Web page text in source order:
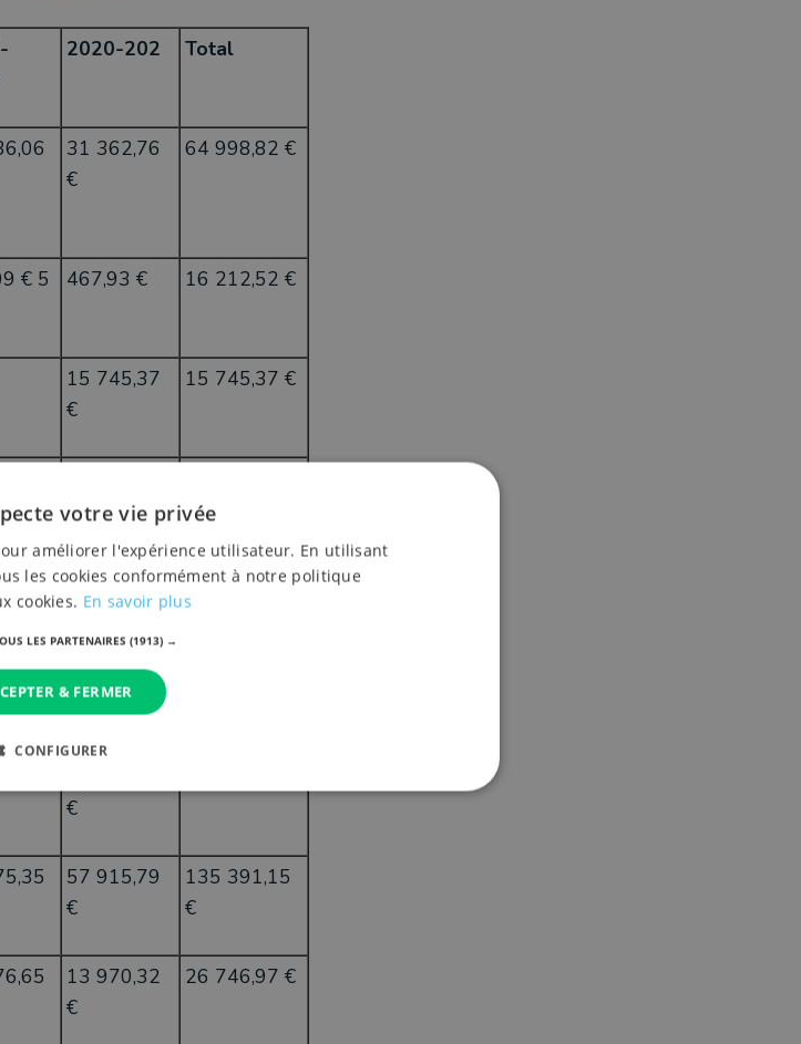
2020-202 Total
31 362,76
€
64 998,82 €
€ 5 467,93 € 16 212,52 €
15 745,37
€
15 745,37 €
€
5 284,40 € 30 149,84 €
26 906,25
€
€
57 915,79
€
135 391,15
€
13 970,32
€
26 746,97 €
votre vie privée
améliorer l'expérience utilisateur. En utilisant
les cookies conformément à notre politique
cookies. En savoir plus
LES PARTENAIRES (1913) →
& FERMER
CONFIGURER